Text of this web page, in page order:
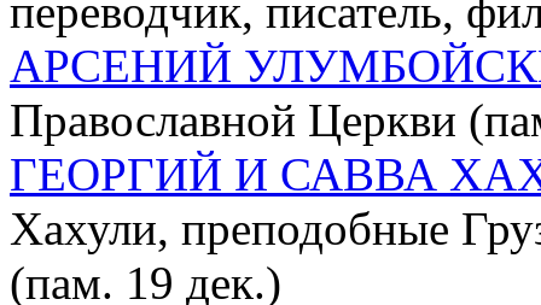
переводчик, писатель,
АРСЕНИЙ
Православной Церкви
ГЕОРГИЙ И САВВА
Хахули, преподобные
(пам. 19 дек.)